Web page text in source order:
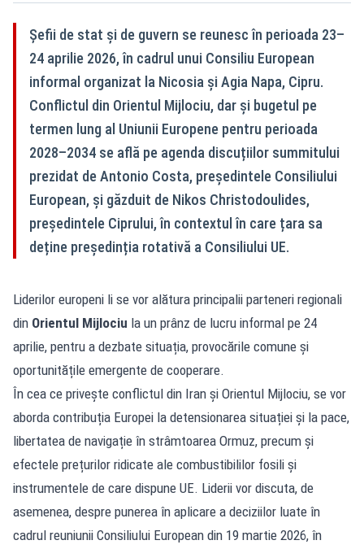
Șefii de stat și de guvern se reunesc în perioada 23–
24 aprilie 2026, în cadrul unui Consiliu European
informal organizat la Nicosia și Agia Napa, Cipru.
Conflictul din Orientul Mijlociu, dar și bugetul pe
termen lung al Uniunii Europene pentru perioada
2028–2034 se află pe agenda discuțiilor summitului
prezidat de Antonio Costa, președintele Consiliului
European, și găzduit de Nikos Christodoulides,
președintele Ciprului, în contextul în care țara sa
deține președinția rotativă a Consiliului UE.
Liderilor europeni li se vor alătura principalii parteneri regionali
din Orientul Mijlociu la un prânz de lucru informal pe 24
aprilie, pentru a dezbate situația, provocările comune și
oportunitățile emergente de cooperare.
În cea ce privește conflictul din Iran și Orientul Mijlociu, se vor
aborda contribuția Europei la detensionarea situației și la pace,
libertatea de navigație în strâmtoarea Ormuz, precum și
efectele prețurilor ridicate ale combustibililor fosili și
instrumentele de care dispune UE. Liderii vor discuta, de
asemenea, despre punerea în aplicare a deciziilor luate în
cadrul reuniunii Consiliului European din 19 martie 2026, în